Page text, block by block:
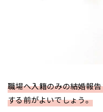
職場へ入籍のみの結婚報
する前がよいでしょう。